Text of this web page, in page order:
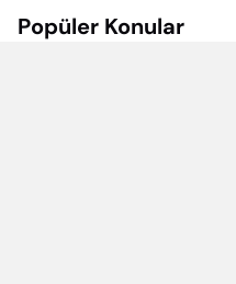
Popüler Konular